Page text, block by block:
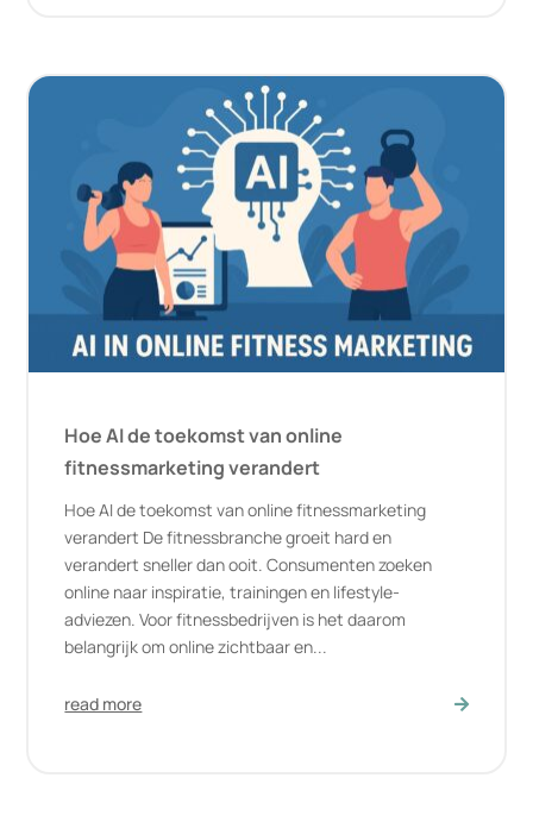
Hoe AI de toekomst van online
fitnessmarketing verandert
Hoe AI de toekomst van online fitnessmarketing
verandert De fitnessbranche groeit hard en
verandert sneller dan ooit. Consumenten zoeken
online naar inspiratie, trainingen en lifestyle-
adviezen. Voor fitnessbedrijven is het daarom
belangrijk om online zichtbaar en...
read more